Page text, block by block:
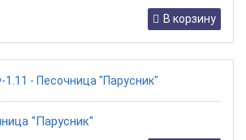
В корзину
"Парусник"